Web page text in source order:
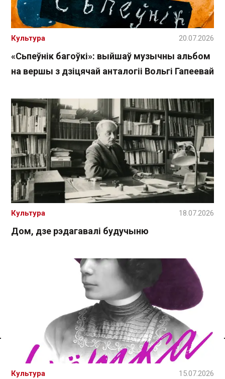
Спасылка без VPN
«Сьпеўнік багоўкі»: выйшаў музычны альбом
на вершы з дзіцячай анталогіі Вольгі Гапеевай
Культура 20.07.2026
Дом, дзе рэдагавалі будучыню
Культура 18.07.2026
Культура 15.07.2026